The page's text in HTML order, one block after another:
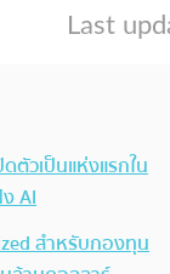
ตัวเป็นแห่งแรกใน
AI
สำหรับกองทุน